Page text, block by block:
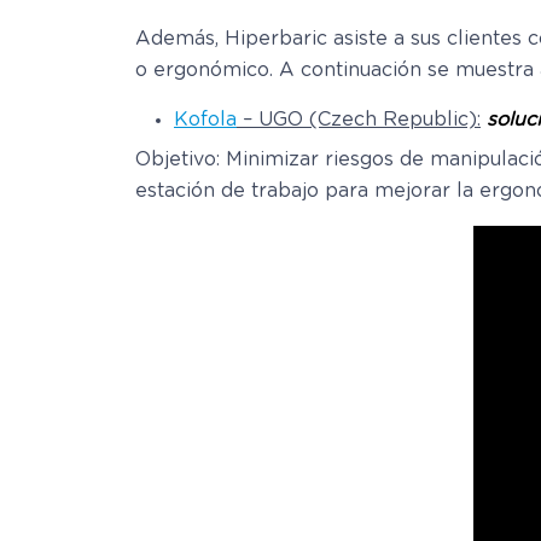
Además, Hiperbaric asiste a sus clientes
o ergonómico. A continuación se
Kofola – UGO (Czech Republic):
Objetivo: Minimizar riesgos de
estación de trabajo para mejorar la